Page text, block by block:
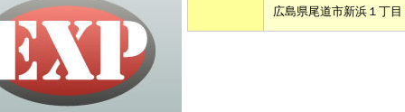
広島県尾道市新浜１丁